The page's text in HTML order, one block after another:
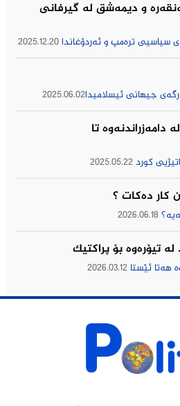
و دیمەشق لە گیرفانی
سیاسیی ترەمپ و ئەردۆغاندا 2025.12.20
2025.06.02
دامەزراندنەوە تا
كورد 2025.05.22
كار ده‌كات ؟
2026.06.18
تیۆره‌وه‌ بۆ پراكتیك
هه‌تا ئێستا 2026.03.12